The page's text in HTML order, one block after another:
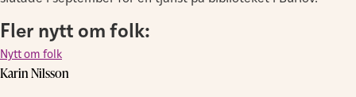
Fler nytt om folk:
Nytt om folk
Karin Nilsson